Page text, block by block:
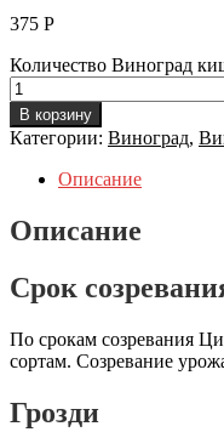
375 Р
Количество Виноград
В корзину
Категории: Виноград,
Описание
Описание
Срок
По срокам созревания
сортам. Созревание
Грозди